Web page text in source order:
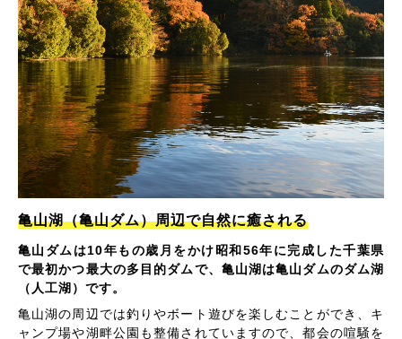
亀山湖（亀山ダム）周辺で自然に癒される
亀山ダムは10年もの歳月をかけ昭和56年に完成した千葉県
で最初かつ最大の多目的ダムで、亀山湖は亀山ダムのダム湖
（人工湖）です。
亀山湖の周辺では釣りやボート遊びを楽しむことができ、キ
ャンプ場や湖畔公園も整備されていますので、都会の喧騒を